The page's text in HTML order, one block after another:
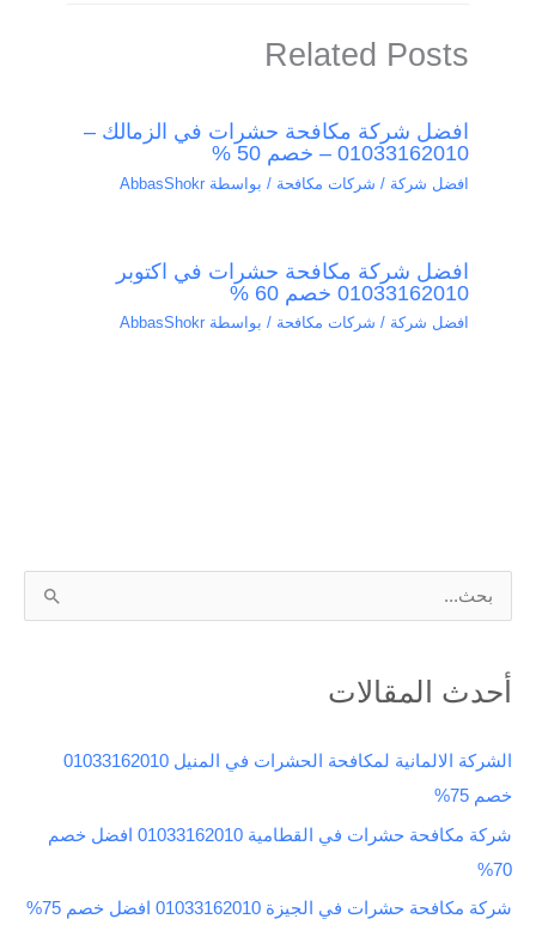
Related Posts
افضل شركة مكافحة حشرات في الزمالك –
01033162010 – خصم 50 %
افضل شركة / شركات مكافحة / بواسطة AbbasShokr
افضل شركة مكافحة حشرات في اكتوبر
01033162010 خصم 60 %
افضل شركة / شركات مكافحة / بواسطة AbbasShokr
ب
ح
:
أحدث المقالات
الشركة الالمانية لمكافحة الحشرات في المنيل 01033162010
خصم 75%
شركة مكافحة حشرات في القطامية 01033162010 افضل خصم
70%
شركة مكافحة حشرات في الجيزة 01033162010 افضل خصم 75%